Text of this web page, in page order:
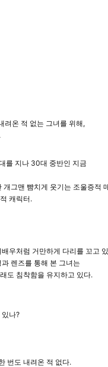
려온 적 없는 그녀를 위해,
를 지나 30대 중반인 지금
그맨 뺨치게 웃기는 조울증적
캐릭터.
우처럼 거만하게 다리를 꼬고
렌즈를 통해 본 그녀는
도 침착함을 유지하고 있다.
나?
번도 내려온 적 없다.